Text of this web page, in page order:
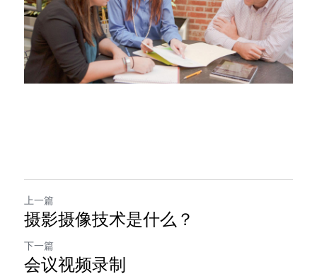
上一篇
摄影摄像技术是什么？
下一篇
会议视频录制